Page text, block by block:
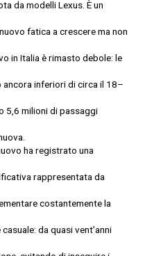
da modelli Lexus. È un
fatica a crescere ma non
in Italia è rimasto debole: le
inferiori di circa il 18–
5,6 milioni di passaggi
ha registrato una
rappresentata da
costantemente la
da quasi vent’anni